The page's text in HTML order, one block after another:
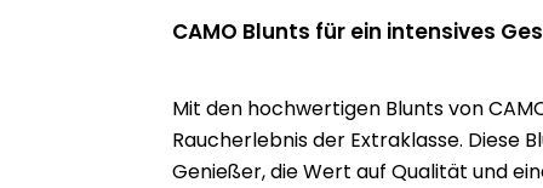
CAMO Blunts für ein intensives
Mit den hochwertigen Blunts von
Raucherlebnis der Extraklasse. Diese
Genießer, die Wert auf Qualität und